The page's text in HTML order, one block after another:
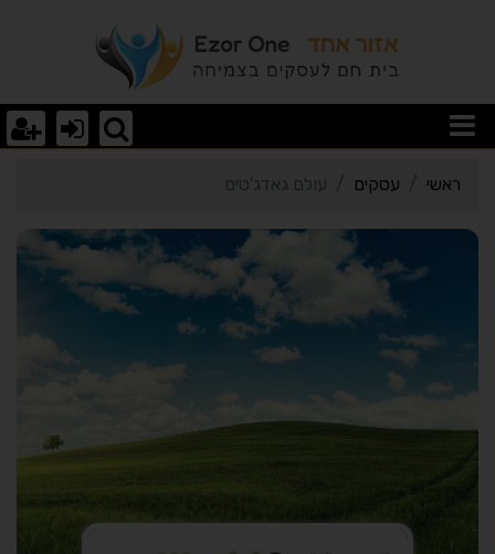
פרטי כרטיס העסק עולם
ראשי עסקים עולם גאדג'טים